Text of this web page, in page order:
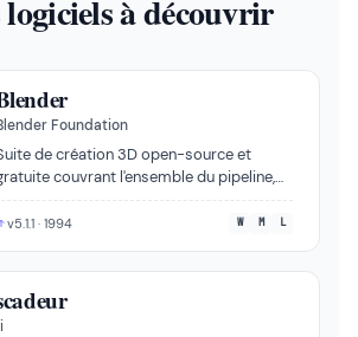
à découvrir
Foundation
de création 3D open-source et
couvrant l'ensemble du pipeline,
la modélisation au compositing.
v5.1.1 · 1994 W M L